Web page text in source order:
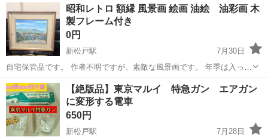
昭和レトロ 額縁 風景画 絵画 油絵 油彩画 木
製フレーム付き
0円
新松戸駅
7月30日
自宅保管品です。 作者不明ですが、素敵な風景画です。 年季は入って
ますが、飾ればステキな風景画になります。 左側にシミがあります。
お写真をご確認ください。 【サイズ】 縦50.5cm 横60cm 厚み5cm 厚
みの...
千葉 松戸市 新松戸駅 その他
【絶版品】東京マルイ 特急ガン エアガン
に変形する電車
650円
新松戸駅
7月28日